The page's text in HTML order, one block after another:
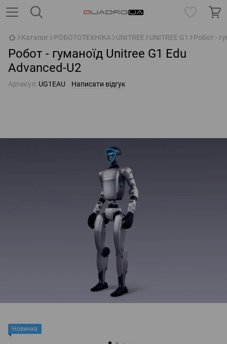
Каталог РОБОТОТЕХНІКА UNITREE UNITREE G1 Робот -
Робот - гуманоїд Unitree G1 Edu
Advanced-U2
Артикул: UG1EAU Написати відгук
Новинка